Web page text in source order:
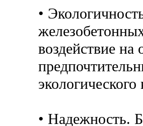
•
воздействие
• Надежность.